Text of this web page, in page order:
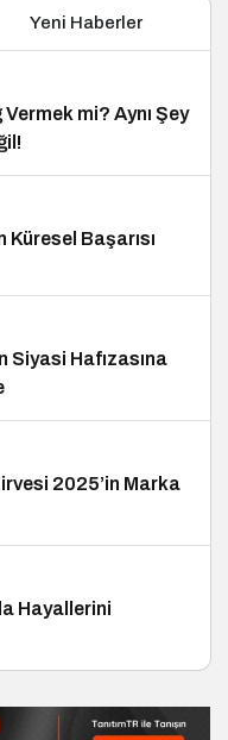
Yeni Haberler
mi? Aynı Şey
Küresel Başarısı
Siyasi Hafızasına
2025’in Marka
Hayallerini